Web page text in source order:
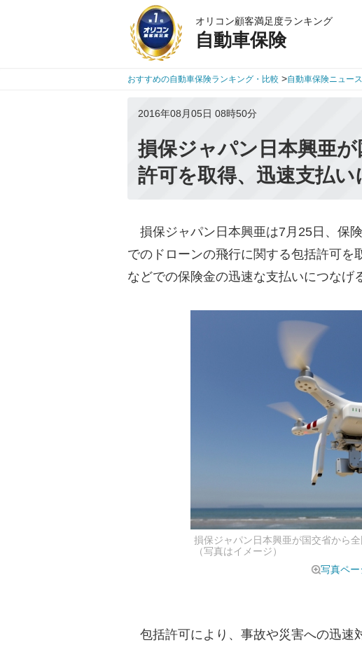
オリコン顧客満足度ランキング
自動車保険
おすすめの自動車保険ランキング・比較 >自動車保険ニュース
2016年08月05日 08時50分
損保ジャパン日本興亜
許可を取得、迅速支払
損保ジャパン日本興亜は7月25日、保
でのドローンの飛行に関する包括許可
などでの保険金の迅速な支払いにつなげ
損保ジャパン日本興亜が国交省から
（写真はイメージ）
写真ペ
包括許可により、事故や災害への迅速